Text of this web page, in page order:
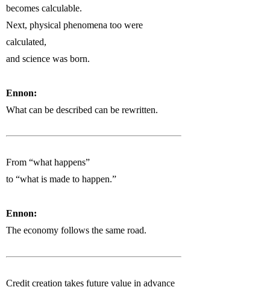
becomes calculable.
Next, physical phenomena too were
calculated,
and science was born.
Ennon:
What can be described can be rewritten.
From “what happens”
to “what is made to happen.”
Ennon:
The economy follows the same road.
Credit creation takes future value in advance